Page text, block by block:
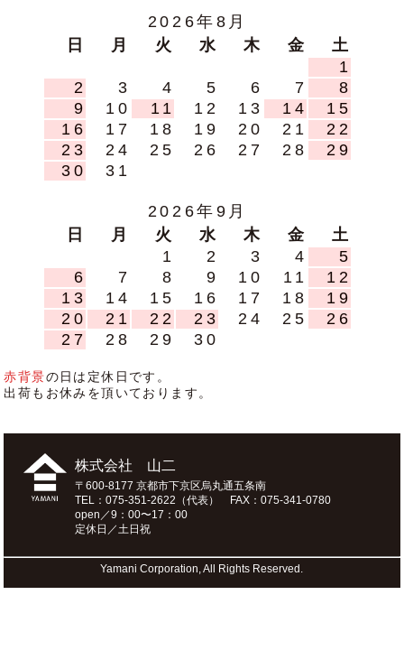
2026年8月
日
月 火 水 木 金
土
1
2
3 4 5 6 7
8
9
10 11 12 13 14
15
16
17 18 19 20 21
22
23
24 25 26 27 28
29
30
31
2026年9月
日
月 火 水 木 金
土
1
2 3 4
5
6
7 8 9 10 11
12
13
14 15 16 17 18
19
20
21 22 23 24 25
26
27
28 29 30
赤背景の日は定休日です。
出荷もお休みを頂いております。
株式会社 山二
〒600-8177 京都市下京区烏丸通五条南
TEL：075-351-2622（代表） FAX：075-341-0780
open／9：00〜17：00
定休日／土日祝
Yamani Corporation, All Rights Reserved.